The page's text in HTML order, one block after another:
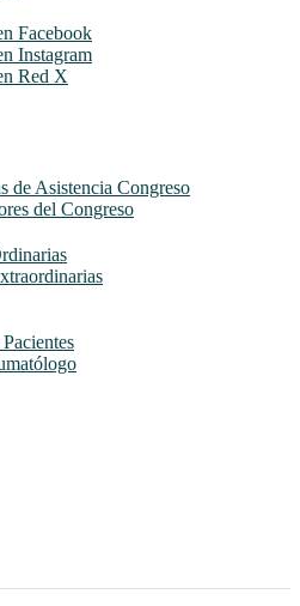
Facebook
Instagram
Red X
de Asistencia Congreso
del Congreso